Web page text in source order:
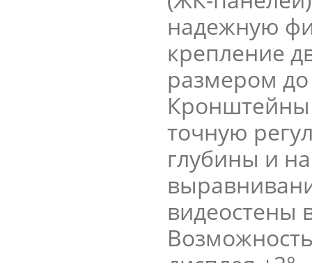
надежную
крепление
размером
Кронштейны
точную
глубины и
видеостены